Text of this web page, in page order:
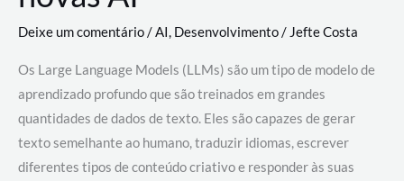
Deixe um comentário/AI, Desenvolvimento/ Jefte Costa
Os Large Language Models (LLMs) são um tipo de modelo de
aprendizado profundo que são treinados em grandes
quantidades de dados de texto. Eles são capazes de gerar
texto semelhante ao humano, traduzir idiomas, escrever
diferentes tipos de conteúdo criativo e responder às suas